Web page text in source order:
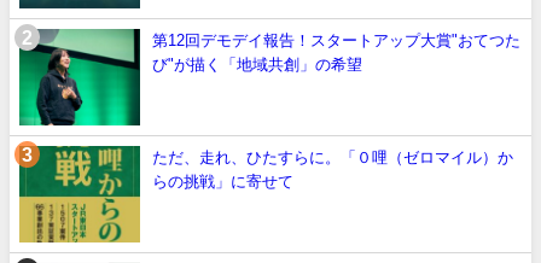
第12回デモデイ報告！スタートアップ大賞"おてつた
び"が描く「地域共創」の希望
ただ、走れ、ひたすらに。「０哩（ゼロマイル）か
らの挑戦」に寄せて